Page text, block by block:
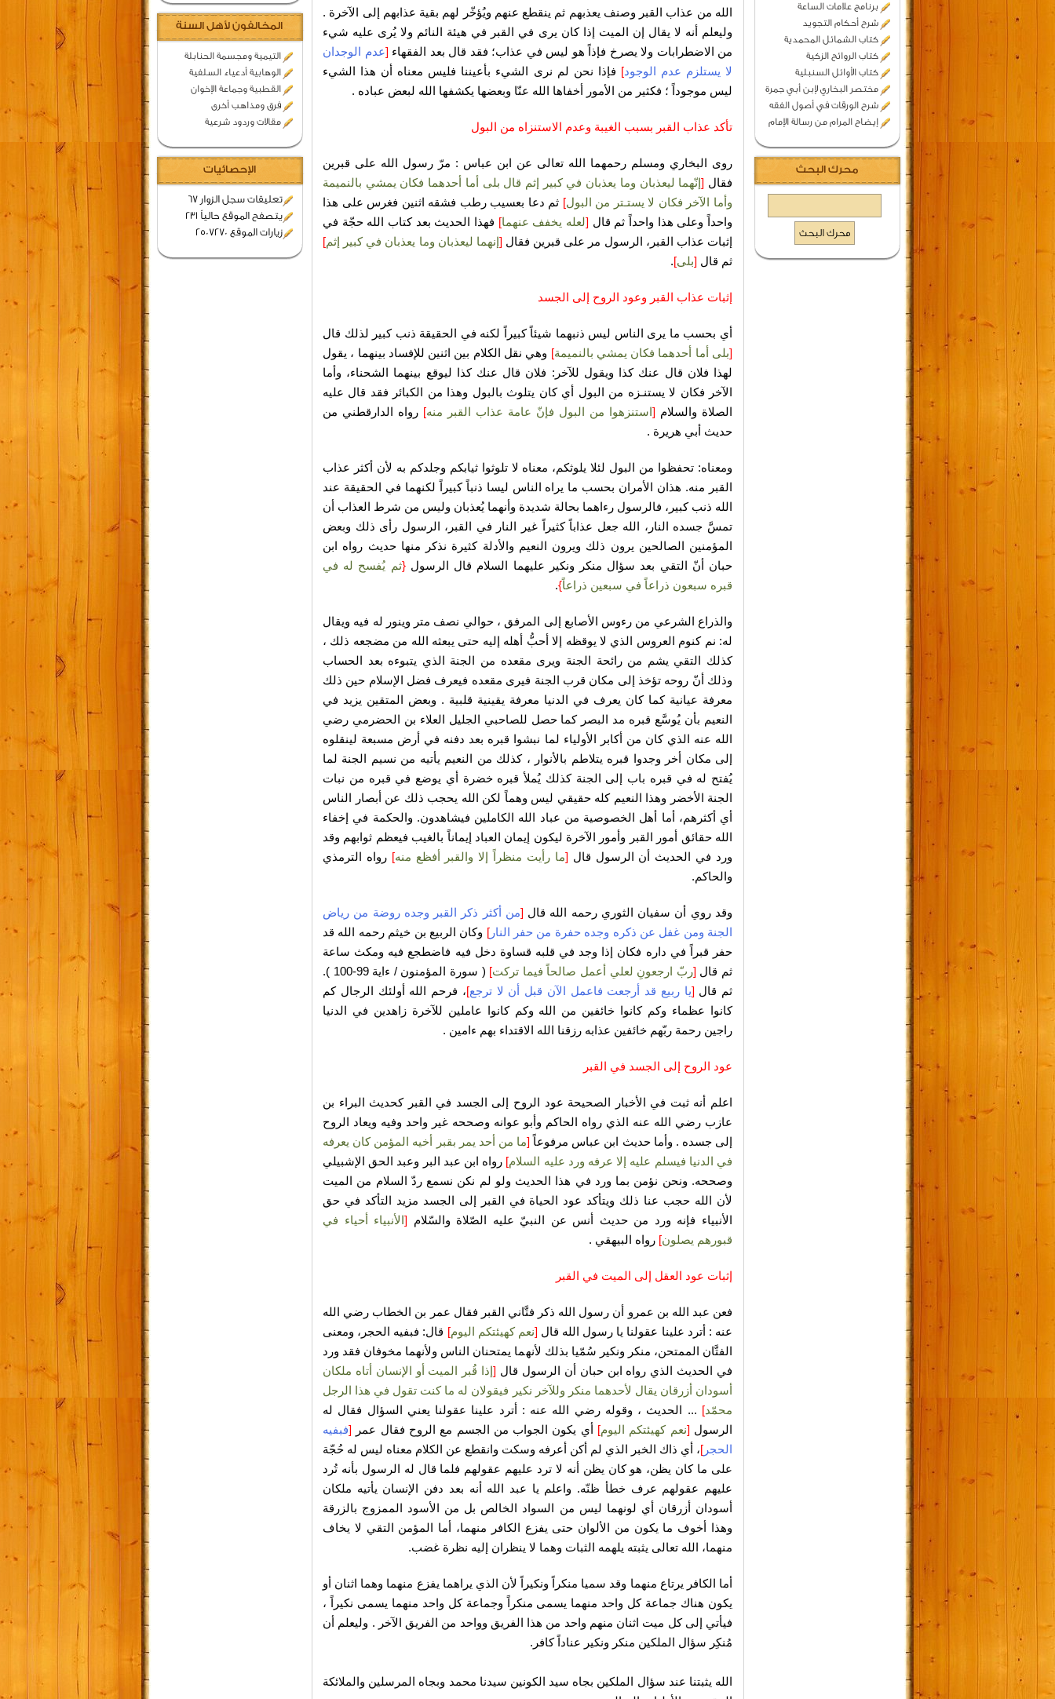
برنامج علامات الساعة
شرح أحكام التجويد
كتاب الشمائل المحمدية
كتاب الروائح الزكية
كتاب الأوائل السنبلية
مختصر البخاري لإبن أبي جمرة
شرح الورقات في أصول الفقه
إيضاح المرام من رسالة الإمام
محرك البحث
المخالفون لأهل السنة
التيمية ومجسمة الحنابلة
الوهابية أدعياء السلفية
القطبية وجماعة الإخوان
فرق ومذاهب أخرى
مقالات وردود شرعية
الإحصائيات
تعليقات سجل الزوار 67
يتصفح الموقع حالياً 231
زيارات الموقع 2507270
الله من عذاب القبر وصنف يعذبهم ثم ينقطع عنهم ويُؤخّر لهم بقية عذابهم إلى الآخرة .
وليعلم أنه لا يقال إن الميت إذا كان يرى في القبر في هيئة النائم ولا يُرى عليه شيء
من الاضطرابات ولا يصرخ فإذاً هو ليس في عذاب؛ فقد قال بعد الفقهاء[عدم الوجدان
لا يستلزم عدم الوجود] فإذا نحن لم نرى الشيء بأعيننا فليس معناه أن هذا الشيء
ليس موجوداً ؛ فكثير من الأمور أخفاها الله عنّا وبعضها يكشفها الله لبعض عباده .
تأكد عذاب القبر بسبب الغيبة وعدم الاستنزاه من البول
روى البخاري ومسلم رحمهما الله تعالى عن ابن عباس : مرّ رسول الله على قبرين
فقال [إنّهما ليعذبان وما يعذبان في كبير إثم قال بلى أما أحدهما فكان يمشي بالنميمة
وأما الآخر فكان لا يستـتر من البول] ثم دعا بعسيب رطب فشقه اثنين فغرس على هذا
واحداً وعلى هذا واحداً ثم قال [لعله يخفف عنهما] فهذا الحديث بعد كتاب الله حجّة في
إثبات عذاب القبر، الرسول مر على قبرين فقال[إنهما ليعذبان وما يعذبان في كبير إثم]
ثم قال [بلى]
.
إثبات عذاب القبر وعود الروح إلى الجسد
أي بحسب ما يرى الناس ليس ذنبهما شيئاً كبيراً لكنه في الحقيقة ذنب كبير لذلك قال
[بلى أما أحدهما فكان يمشي بالنميمة] وهي نقل الكلام بين اثنين للإفساد بينهما ، يقول
لهذا فلان قال عنك كذا ويقول للآخر: فلان قال عنك كذا ليوقع بينهما الشحناء، وأما
الآخر فكان لا يستنـزه من البول أي كان يتلوث بالبول وهذا من الكبائر فقد قال عليه
الصلاة والسلام [استنزهوا من البول فإنّ عامة عذاب القبر منه] رواه الدارقطني من
حديث أبي هريرة .
ومعناه: تحفظوا من البول لئلا يلوثكم، معناه لا تلوثوا ثيابكم وجلدكم به لأن أكثر عذاب
القبر منه. هذان الأمران بحسب ما يراه الناس ليسا ذنباً كبيراً لكنهما في الحقيقة عند
الله ذنب كبير، فالرسول رءاهما بحالة شديدة وأنهما يُعذبان وليس من شرط العذاب أن
تمسَّ جسده النار، الله جعل عذاباً كثيراً غير النار في القبر، الرسول رأى ذلك وبعض
المؤمنين الصالحين يرون ذلك ويرون النعيم والأدلة كثيرة نذكر منها حديث رواه ابن
حبان أنّ التقي بعد سؤال منكر ونكير عليهما السلام قال الرسول{ثم يُفسح له في
قبره سبعون ذراعاً في سبعين ذراعاً}
.
والذراع الشرعي من رءوس الأصابع إلى المرفق ، حوالي نصف متر وينور له فيه ويقال
له: نم كنوم العروس الذي لا يوقظه إلا أحبُّ أهله إليه حتى يبعثه الله من مضجعه ذلك ،
كذلك التقي يشم من رائحة الجنة ويرى مقعده من الجنة الذي يتبوءه بعد الحساب
وذلك أنّ روحه تؤخذ إلى مكان قرب الجنة فيرى مقعده فيعرف فضل الإسلام حين ذلك
معرفة عيانية كما كان يعرف في الدنيا معرفة يقينية قلبية . وبعض المتقين يزيد في
النعيم بأن يُوسَّع قبره مد البصر كما حصل للصاحبي الجليل العلاء بن الحضرمي رضي
الله عنه الذي كان من أكابر الأولياء لما نبشوا قبره بعد دفنه في أرض مسبعة لينقلوه
إلى مكان أخر وجدوا قبره يتلاطم بالأنوار ، كذلك من النعيم يأتيه من نسيم الجنة لما
يُفتح له في قبره باب إلى الجنة كذلك يُملأ قبره خضرة أي يوضع في قبره من نبات
الجنة الأخضر وهذا النعيم كله حقيقي ليس وهماً لكن الله يحجب ذلك عن أبصار الناس
أي أكثرهم، أما أهل الخصوصية من عباد الله الكاملين فيشاهدون. والحكمة في إخفاء
الله حقائق أمور القبر وأمور الآخرة ليكون إيمان العباد إيماناً بالغيب فيعظم ثوابهم وقد
ورد في الحديث أن الرسول قال[ما رأيت منظراً إلا والقبر أفظع منه] رواه الترمذي
والحاكم.
وقد روي أن سفيان الثوري رحمه الله قال[من أكثر ذكر القبر وجده روضة من رياض
الجنة ومن غفل عن ذكره وجده حفرة من حفر النار] وكان الربيع بن خيثم رحمه الله قد
حفر قبراً في داره فكان إذا وجد في قلبه قساوة دخل فيه فاضطجع فيه ومكث ساعة
ثم قال[ربّ ارجعونِ لعلي أعمل صالحاً فيما تركت]
( سورة المؤمنون / ءاية 99-100 ).
ثم قال[يا ربيع قد أرجعت فاعمل الآن قبل أن لا ترجع]، فرحم الله أولئك الرجال كم
كانوا عظماء وكم كانوا خائفين من الله وكم كانوا عاملين للآخرة زاهدين في الدنيا
راجين رحمة ربّهم خائفين عذابه رزقنا الله الاقتداء بهم ءامين .
عود الروح إلى الجسد في القبر
اعلم أنه ثبت في الأخبار الصحيحة عود الروح إلى الجسد في القبر كحديث البراء بن
عازب رضي الله عنه الذي رواه الحاكم وأبو عوانه وصححه غير واحد وفيه ويعاد الروح
إلى جسده . وأما حديث ابن عباس مرفوعاً [ما من أحد يمر بقبر أخيه المؤمن كان يعرفه
في الدنيا فيسلم عليه إلا عرفه ورد عليه السلام] رواه ابن عبد البر وعبد الحق الإشبيلي
وصححه. ونحن نؤمن بما ورد في هذا الحديث ولو لم نكن نسمع ردّ السلام من الميت
لأن الله حجب عنا ذلك ويتأكد عود الحياة في القبر إلى الجسد مزيد التأكد في حق
الأنبياء فإنه ورد من حديث أنس عن النبيّ عليه الصّلاة والسّلام [الأنبياء أحياء في
قبورهم يصلون] رواه البيهقي .
إثبات عود العقل إلى الميت في القبر
فعن عبد الله بن عمرو أن رسول الله ذكر فتَّاني القبر فقال عمر بن الخطاب رضي الله
عنه : أترد علينا عقولنا يا رسول الله قال[نعم كهيئتكم اليوم] قال: فبفيه الحجر، ومعنى
الفتَّان الممتحن، منكر ونكير سُمّيا بذلك لأنهما يمتحنان الناس ولأنهما مخوفان فقد ورد
في الحديث الذي رواه ابن حبان أن الرسول قال [إذا قُبر الميت أو الإنسان أتاه ملكان
أسودان أزرقان يقال لأحدهما منكر وللآخر نكير فيقولان له ما كنت تقول في هذا الرجل
محمّد]
... الحديث ، وقوله رضي الله عنه : أترد علينا عقولنا يعني السؤال فقال له
الرسول[نعم كهيئتكم اليوم] أي يكون الجواب من الجسم مع الروح فقال عمر [فبفيه
الحجر ]، أي ذاك الخبر الذي لم أكن أعرفه وسكت وانقطع عن الكلام معناه ليس له حُجّة
على ما كان يظن، هو كان يظن أنه لا ترد عليهم عقولهم فلما قال له الرسول بأنه تُرد
عليهم عقولهم عرف خطأ ظنّه. واعلم يا عبد الله أنه بعد دفن الإنسان يأتيه ملكان
أسودان أزرقان أي لونهما ليس من السواد الخالص بل من الأسود الممزوج بالزرقة
وهذا أخوف ما يكون من الألوان حتى يفزع الكافر منهما، أما المؤمن التقي لا يخاف
منهما، الله تعالى يثبته يلهمه الثبات وهما لا ينظران إليه نظرة غضب.
أما الكافر يرتاع منهما وقد سميا منكراً ونكيراً لأن الذي يراهما يفزع منهما وهما اثنان أو
يكون هناك جماعة كل واحد منهما يسمى منكراً وجماعة كل واحد منهما يسمى نكيراً ،
فيأتي إلى كل ميت اثنان منهم واحد من هذا الفريق وواحد من الفريق الآخر . وليعلم أن
مُنكِر سؤال الملكين منكر ونكير عناداً كافر.
الله يثبتنا عند سؤال الملكين بجاه سيد الكونين سيدنا محمد وبجاه المرسلين والملائكة